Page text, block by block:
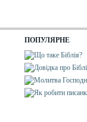
ПОПУЛЯРНЕ